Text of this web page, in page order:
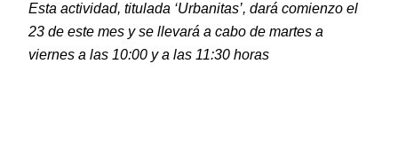
Esta actividad, titulada ‘Urbanitas’, dará comienzo el
23 de este mes y se llevará a cabo de martes a
viernes a las 10:00 y a las 11:30 horas